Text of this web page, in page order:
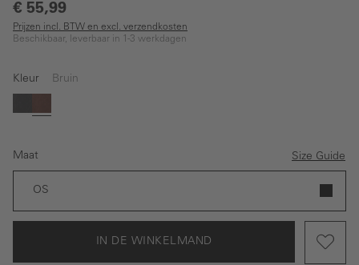
€ 55,99
Prijzen incl. BTW en excl. verzendkosten
Beschikbaar, leverbaar in 1-3 werkdagen
Kleur Bruin
ZwartBruin
Maat Size Guide
OS
IN DE WINKELMAND